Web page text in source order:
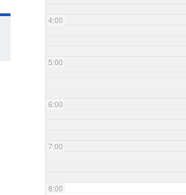
4:00
5:00
6:00
7:00
8:00